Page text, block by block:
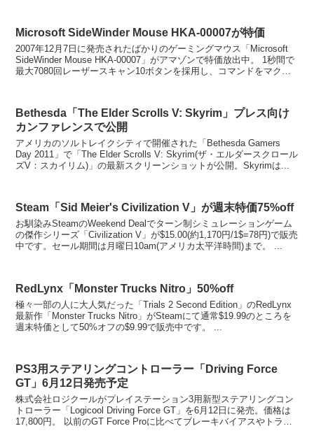
Microsoft SideWinder Mouse HKA-00007が特価
2007年12月7日に発売されたばかりのゲーミングマウス「Microsoft
SideWinder Mouse HKA-00007」がアマゾンで特価放出中。 1秒間で
最大7080回レーザースキャン10ボタンを採用し、コマンドをマクロ
Bethesda「The Elder Scrolls V: Skyrim」プレス向け
カンファレンスで公開
アメリカのソルトレイクシティで開催された「Bethesda Gamers
Day 2011」で「The Elder Scrolls V: Skyrim(ザ・エルダースクロール
ズV：スカイリム)」の最新スクリーンショットが公開。Skyrimは...
Steam「Sid Meier's Civilization V」が週末特価75%off
お馴染みSteamのWeekend Dealでターン制シミュレーションゲーム
の傑作シリーズ「Civilization V」が$15.00(約1,170円/1$=78円)で販売
中です。セール期間は月曜日10am(アメリカ太平洋時間)まで。 ...
RedLynx「Monster Trucks Nitro」50%off
極々一部の人に大人気だった「Trials 2 Second Edition」のRedLynx
最新作「Monster Trucks Nitro」がSteamにて通常$19.99のところを
PS3用ステアリングコントローラー「Driving Force
GT」6月12日発売予定
株式会社ロジクールがプレイステーション3用新型ステアリングコン
トローラー「Logicool Driving Force GT」を6月12日に発売。価格は
17,800円。 以前のGT Force Proに比べてブレーキバイアスやトラク